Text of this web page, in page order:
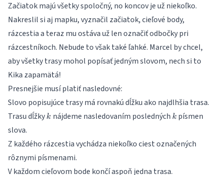
Začiatok majú všetky spoločný, no koncov je už niekoľko.
Nakreslil si aj mapku, vyznačil začiatok, cieľové body,
rázcestia a teraz mu ostáva už len označiť odbočky pri
rázcestníkoch. Nebude to však také ľahké. Marcel by chcel,
aby všetky trasy mohol popísať jedným slovom, nech si to
Kika zapamätá!
Presnejšie musí platiť nasledovné:
Slovo popisujúce trasy má rovnakú dĺžku ako najdlhšia trasa.
Trasu dĺžky k
k nájdeme nasledovaním posledných k
k písmen
slova.
Z každého rázcestia vychádza niekoľko ciest označených
rôznymi písmenami.
V každom cieľovom bode končí aspoň jedna trasa.